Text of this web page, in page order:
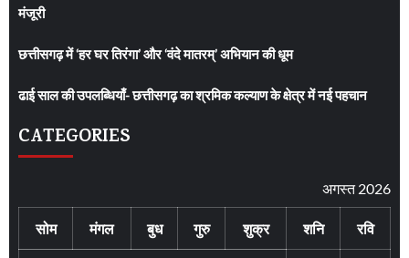
मंजूरी
छत्तीसगढ़ में ‘हर घर तिरंगा’ और ‘वंदे मातरम्’ अभियान की धूम
ढाई साल की उपलब्धियाँ- छत्तीसगढ़ का श्रमिक कल्याण के क्षेत्र में नई पहचान
CATEGORIES
अगस्त 2026
सोम मंगल बुध गुरु शुक्र शनि रवि